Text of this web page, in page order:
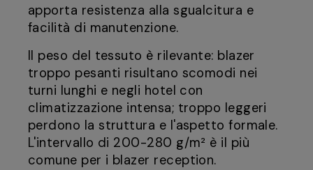
apporta resistenza alla sgualcitura e
facilità di manutenzione.
Il peso del tessuto è rilevante: blazer
troppo pesanti risultano scomodi nei
turni lunghi e negli hotel con
climatizzazione intensa; troppo leggeri
perdono la struttura e l'aspetto formale.
L'intervallo di 200-280 g/m² è il più
comune per i blazer reception.